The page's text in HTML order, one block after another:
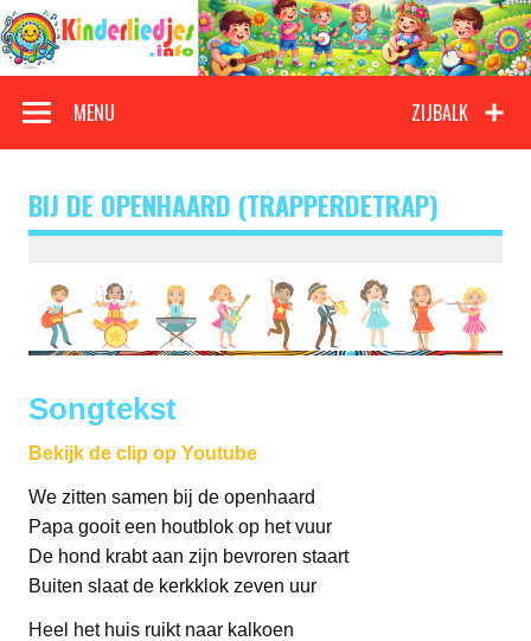
Doorgaan
naar
inhoud
Kinderliedjes
ZIJBALK
MENU
BIJ DE OPENHAARD (TRAPPERDETRAP)
Songtekst
Bekijk de clip op Youtube
We zitten samen bij de openhaard
Papa gooit een houtblok op het vuur
De hond krabt aan zijn bevroren staart
Buiten slaat de kerkklok zeven uur
Heel het huis ruikt naar kalkoen